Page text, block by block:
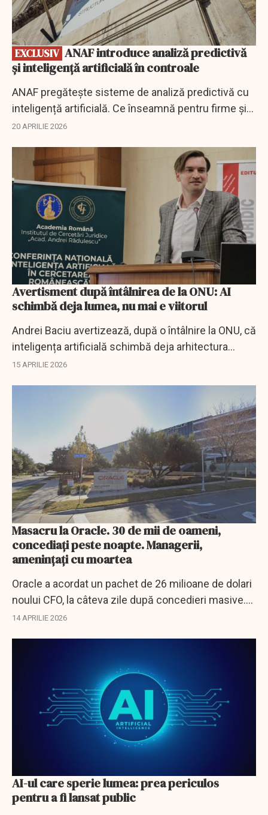
EXCLUSIV
și inteligență artificială în controale
ANAF pregătește sisteme de analiză predictivă cu
inteligență artificială. Ce înseamnă pentru firme și
cum se schimbă controalele fiscale în 2026.
20 APRILIE 2026
Avertisment după întâlnirea de la ONU: AI
schimbă deja lumea, nu mai e viitorul
Andrei Baciu avertizează, după o întâlnire la ONU, că
inteligența artificială schimbă deja arhitectura
puterii globale și cere acțiuni rapide în România.
15 APRILIE 2026
Masacru la Oracle. 30 de mii de oameni,
concediați peste noapte. Managerii,
amenințați cu moartea
Oracle a acordat un pachet de 26 milioane de dolari
noului CFO, la câteva zile după concedieri masive.
Angajații suspectează că un algoritm a vizat
14 APRILIE 2026
AI-ul care sperie lumea: prea periculos
pentru a fi lansat public